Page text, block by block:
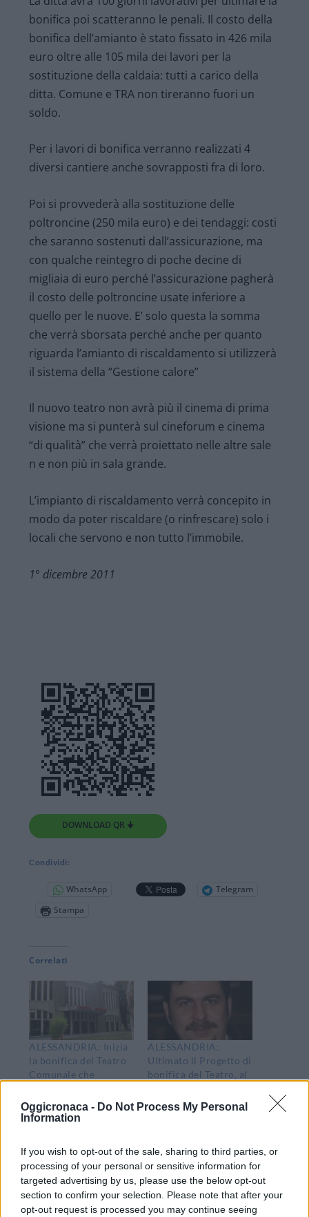
Oggicronaca - Do Not Process My Personal
Information
If you wish to opt-out of the sale, sharing to third parties, or
processing of your personal or sensitive information for
targeted advertising by us, please use the below opt-out
section to confirm your selection. Please note that after your
opt-out request is processed you may continue seeing
bonifica poi scatteranno le penali. Il costo della
bonifica dell’amianto è stato fissato in 426 mila
euro oltre alle 105 mila dei lavori per la
sostituzione della caldaia: tutti a carico della
ditta. Comune e TRA non tireranno fuori un
soldo.
Per i lavori di bonifica verranno realizzati 4
diversi cantiere anche sovrapposti fra di loro.
Poi si provvederà alla sostituzione delle
poltroncine (250 mila euro) e dei tendaggi: costi
che saranno sostenuti dall’assicurazione, ma
con qualche reintegro di poche decine di
migliaia di euro perché l’assicurazione pagherà
il costo delle poltroncine usate inferiore a
quello per le nuove. E’ solo questa la somma
che verrà sborsata perché anche per quanto
riguarda l’amianto di riscaldamento si utilizzerà
il sistema della “Gestione calore”
Il nuovo teatro non avrà più il cinema di prima
visione ma si punterà sul cineforum e cinema
“di qualità” che verrà proiettato nelle altre sale
n e non più in sala grande.
L’impianto di riscaldamento verrà concepito in
modo da poter riscaldare (o rinfrescare) solo i
locali che servono e non tutto l’immobile.
1° dicembre 2011
DOWNLOAD QR 🠋
Condividi:
WhatsApp
Telegram
Stampa
Correlati
ALESSANDRIA: Inizia
la bonifica del Teatro
Comunale che
agibile in estate. I
progetti futuri
In "Alessandria"
ALESSANDRIA:
Ultimato il Progetto di
bonifica del Teatro, al
rimuove l’amianto